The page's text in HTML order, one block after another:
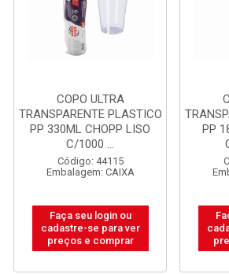
COPO ULTRA
TRANSPARENTE PLASTICO
PP 330ML CHOPP LISO
C/1000 ...
Código: 44115
Embalagem: CAIXA
Faça seu login ou
cadastre-se para ver
preços e comprar
PP